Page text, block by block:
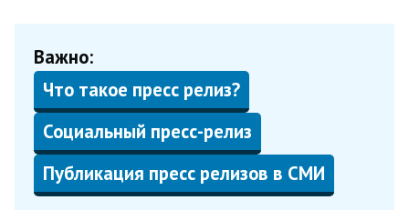
Важно:
Что такое пресс релиз?
Социальный пресс-релиз
Публикация пресс релизов в СМИ